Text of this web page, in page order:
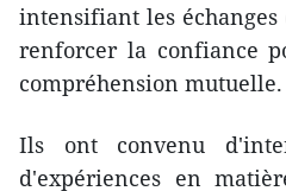
intensifiant les
renforcer la confiance
compréhension mutuelle.
Ils ont convenu
d'expériences en